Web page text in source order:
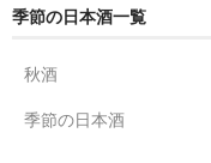
季節の日本酒一覧
秋酒
季節の日本酒